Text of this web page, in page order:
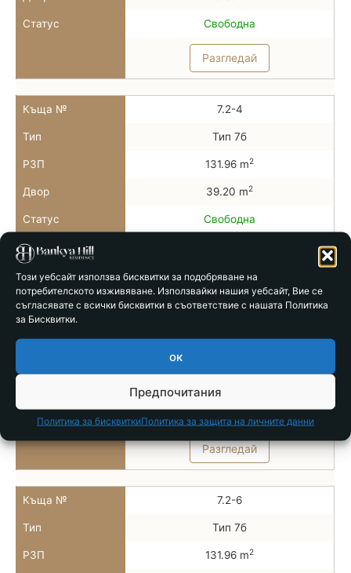
Този уебсайт използва бисквитки за подобряване на
потребителското изживяване. Използвайки нашия уебсайт, Вие се
съгласявате с всички бисквитки в съответствие с нашата Политика
за Бисквитки.
ок
Предпочитания
Политика за бисквиткиПолитика за защита на личните данни
Статус Свободна
Разгледай
Къща № 7.2-4
Тип Тип 7б
РЗП 131.96 m2
Двор 39.20 m2
Статус Свободна
Къща № 7.2-5
28.00 m
Разгледай
Къща № 7.2-6
Тип Тип 7б
РЗП 131.96 m2